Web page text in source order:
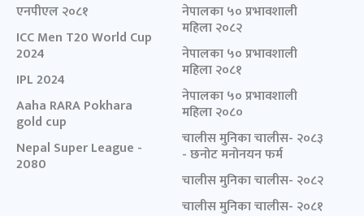
एनपीएल २०८१
ICC Men T20 World Cup
2024
IPL 2024
Aaha RARA Pokhara
gold cup
Nepal Super League -
2080
नेपालका ५० प्रभावशाली
महिला २०८२
नेपालका ५० प्रभावशाली
महिला २०८१
नेपालका ५० प्रभावशाली
महिला २०८०
चालीस मुनिका चालीस- २०८३
- छनोट मनोनयन फर्म
चालीस मुनिका चालीस- २०८२
चालीस मुनिका चालीस- २०८१